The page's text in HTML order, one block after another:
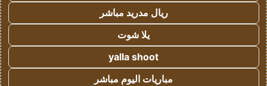
ريال مدريد مباشر
يلا شوت
yalla shoot
مباريات اليوم مباشر